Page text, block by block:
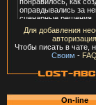
Для добавления
авторизация
Чтобы писать в чате,
Своим - FAQ
On-line